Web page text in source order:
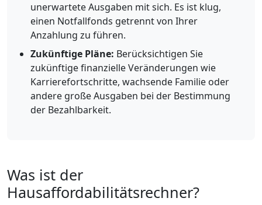
unerwartete Ausgaben mit sich. Es ist klug,
einen Notfallfonds getrennt von Ihrer
Anzahlung zu führen.
Zukünftige Pläne: Berücksichtigen Sie
zukünftige finanzielle Veränderungen wie
Karrierefortschritte, wachsende Familie oder
andere große Ausgaben bei der Bestimmung
der Bezahlbarkeit.
Was ist der
Hausaffordabilitätsrechner?